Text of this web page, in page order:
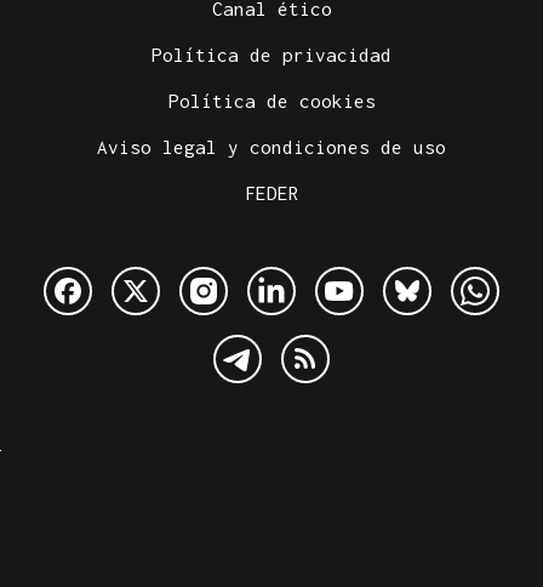
Canal ético
Política de privacidad
Política de cookies
Aviso legal y condiciones de uso
FEDER